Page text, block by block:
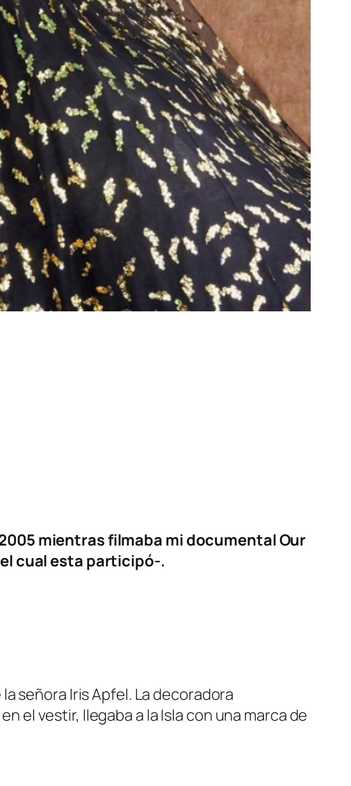
mientras filmaba mi documental Our
cual esta participó-.
señora Iris Apfel. La decoradora
el vestir, llegaba a la Isla con una marca de